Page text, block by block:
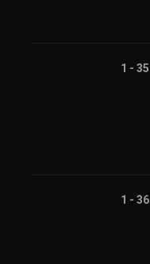
1 - 35
1 - 36